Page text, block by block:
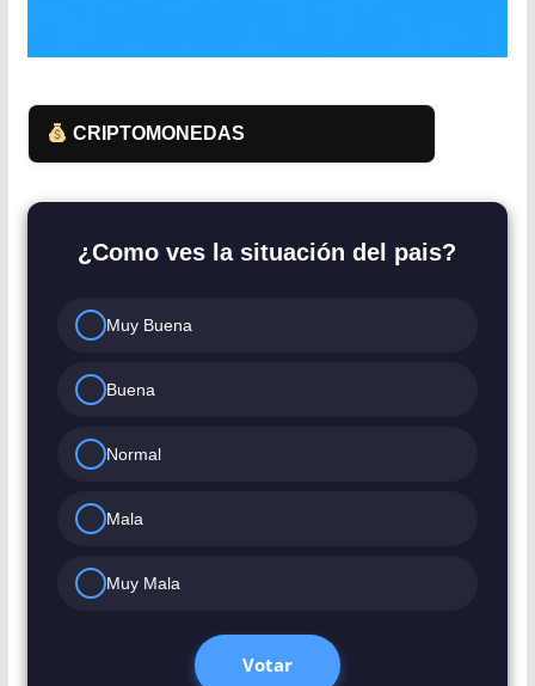
CRIPTOMONEDAS
¿Como ves la situación del pais?
Muy Buena
Buena
Normal
Mala
Muy Mala
Votar